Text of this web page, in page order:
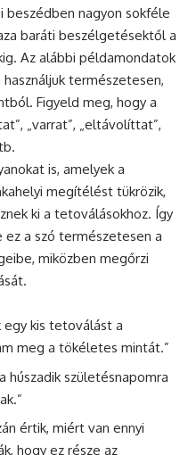
beszédben nagyon sokféle
baráti beszélgetésektől a
Az alábbi példamondatok
természetesen,
Figyeld meg, hogy a
„varrat”, „eltávolíttat”,
is, amelyek a
megítélést tükrözik,
ki a tetoválásokhoz. Így
a szó természetesen a
miközben megőrzi
egy kis tetoválást a
meg a tökéletes mintát.”
húszadik születésnapomra
értik, miért van ennyi
hogy ez része az